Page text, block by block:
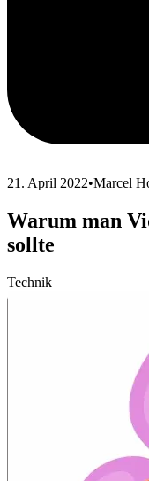
21. April 2022•Marcel
Warum man
sollte
Technik